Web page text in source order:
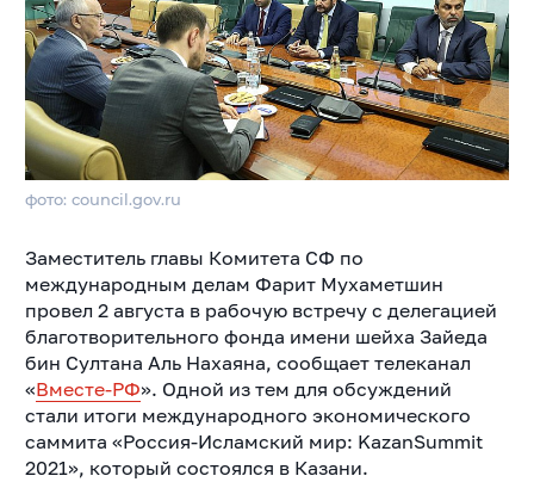
фото: council.gov.ru
Заместитель главы Комитета СФ по
международным делам Фарит Мухаметшин
провел 2 августа в рабочую встречу с делегацией
благотворительного фонда имени шейха Зайеда
бин Султана Аль Нахаяна, сообщает телеканал
«Вместе-РФ». Одной из тем для обсуждений
стали итоги международного экономического
саммита «Россия-Исламский мир: KazanSummit
2021», который состоялся в Казани.